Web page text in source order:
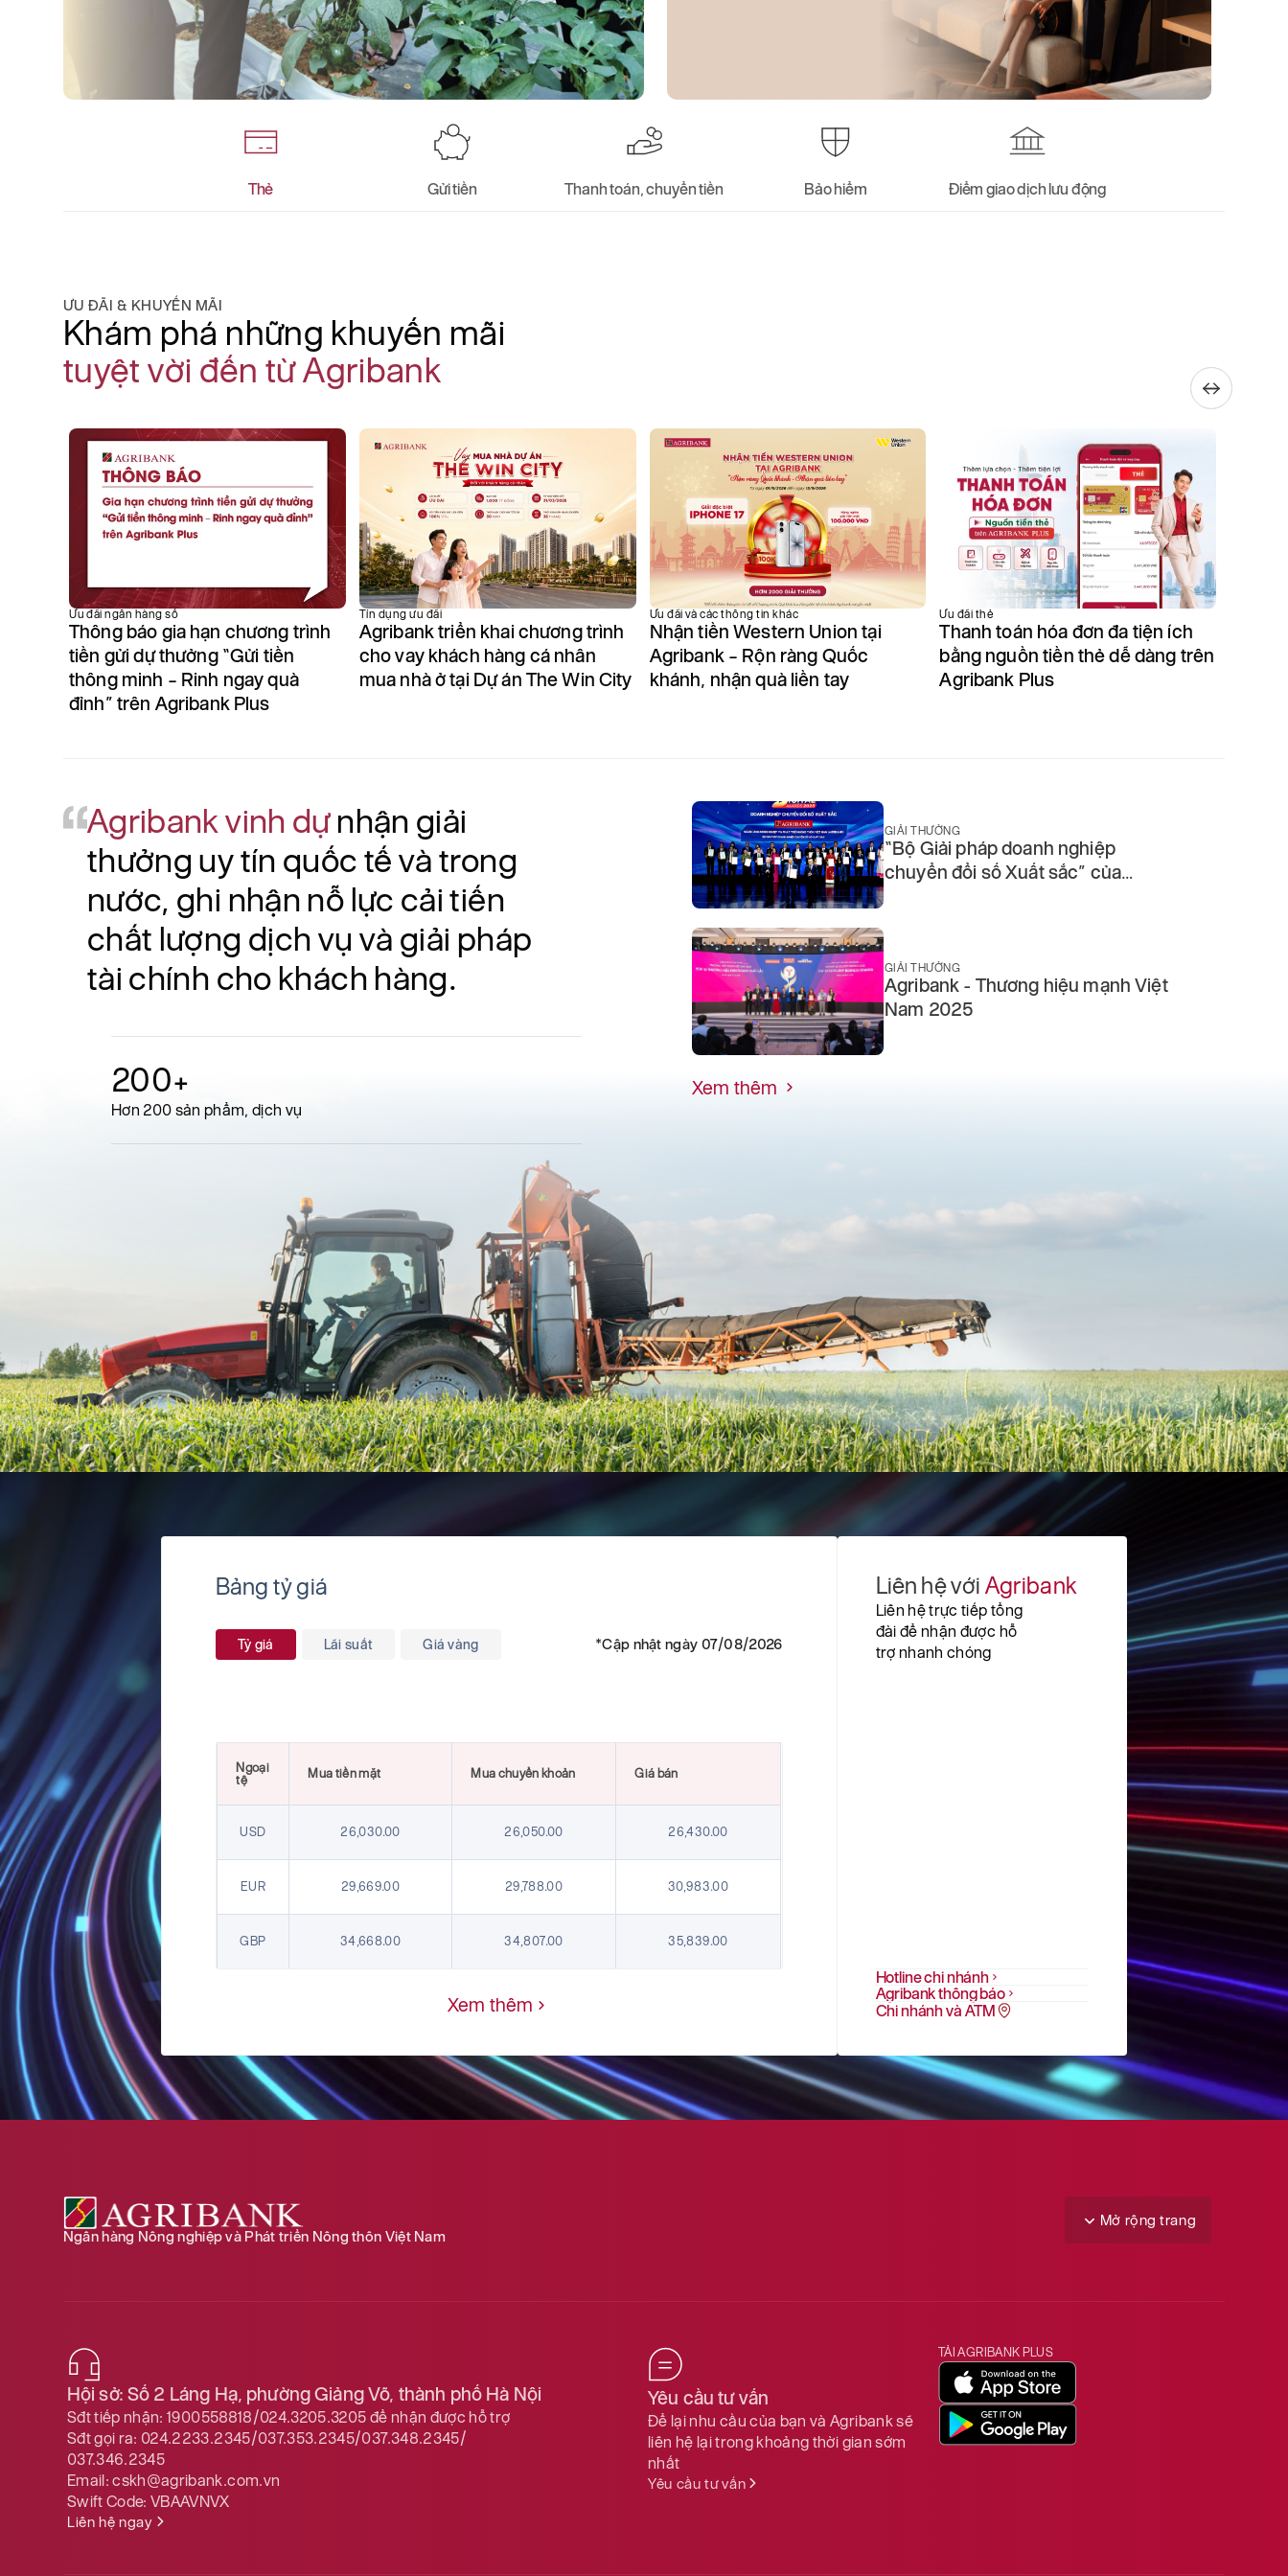
Thẻ Gửi tiền Thanh toán, chuyển tiền Bảo hiểm Điểm giao dịch lưu động
ƯU ĐÃI & KHUYẾN MÃI
Khám phá những khuyến mãi
tuyệt vời đến từ Agribank
Ưu đãi ngân hàng số
Thông báo gia hạn chương trình
tiền gửi dự thưởng “Gửi tiền
thông minh – Rinh ngay quà
đỉnh” trên Agribank Plus
Tín dụng ưu đãi
Agribank triển khai chương trình
cho vay khách hàng cá nhân
mua nhà ở tại Dự án The Win City
Ưu đãi và các thông tin khác
Nhận tiền Western Union tại
Agribank – Rộn ràng Quốc
khánh, nhận quà liền tay
Ưu đãi thẻ
Thanh toán hóa đơn đa tiện ích
bằng nguồn tiền thẻ dễ dàng trên
Agribank Plus
Agribank vinh dự nhận giải
thưởng uy tín quốc tế và trong
nước, ghi nhận nỗ lực cải tiến
chất lượng dịch vụ và giải pháp
tài chính cho khách hàng.
200+
Hơn 200 sản phẩm, dịch vụ
GIẢI THƯỞNG
“Bộ Giải pháp doanh nghiệp
chuyển đổi số Xuất sắc” của
GIẢI THƯỞNG
Agribank - Thương hiệu mạnh Việt
Nam 2025
Xem thêm
Bảng tỷ giá
Tỷ giá Lãi suất Giá vàng *Cập nhật ngày 07/08/2026
Ngoại
tệ
Mua tiền mặt Mua chuyển khoản Giá bán
USD 26,030.00 26,050.00 26,430.00
EUR 29,669.00 29,788.00 30,983.00
GBP 34,668.00 34,807.00 35,839.00
3,290.00
JPY 161.47 162.12 169.98
SGD
15,693.00
KRW
DKK 4,117.00
Xem thêm
Liên hệ với Agribank
Liên hệ trực tiếp tổng
đài để nhận được hỗ
trợ nhanh chóng
Hotline chi nhánh
Agribank thông báo
Chi nhánh và ATM
Ngân hàng Nông nghiệp và Phát triển Nông thôn Việt Nam
Mở rộng trang
Hội sở: Số 2 Láng Hạ, phường Giảng Võ, thành phố Hà Nội
Sđt tiếp nhận: 1900558818/024.3205.3205 để nhận được hỗ trợ
Sđt gọi ra: 024.2233.2345/037.353.2345/037.348.2345/
037.346.2345
Email:cskh@agribank.com.vn
Swift Code:VBAAVNVX
Liên hệ ngay
Yêu cầu tư vấn
Để lại nhu cầu của bạn và Agribank sẽ
liên hệ lại trong khoảng thời gian sớm
nhất
Yêu cầu tư vấn
TẢI AGRIBANK PLUS